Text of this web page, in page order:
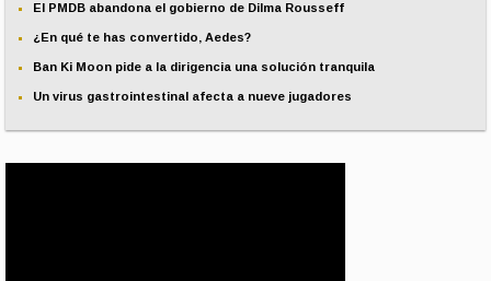
El PMDB abandona el gobierno de Dilma Rousseff
¿En qué te has convertido, Aedes?
Ban Ki Moon pide a la dirigencia una solución tranquila
Un virus gastrointestinal afecta a nueve jugadores